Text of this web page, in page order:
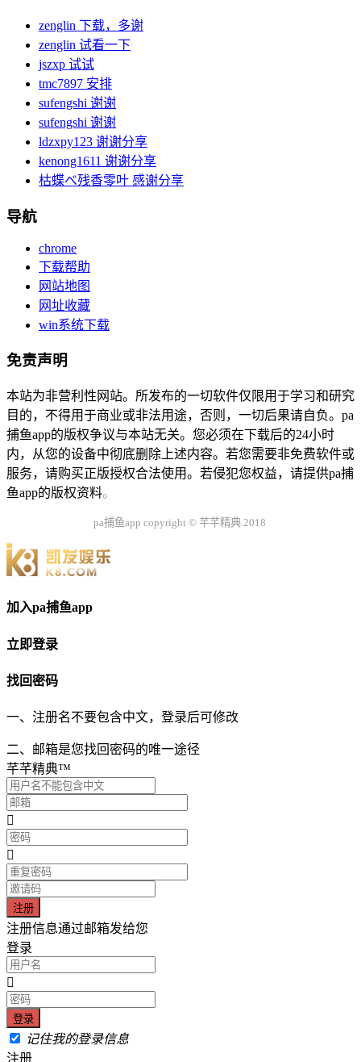
zenglin 下载，多谢
zenglin 试看一下
jszxp 试试
tmc7897 安排
sufengshi 谢谢
sufengshi 谢谢
ldzxpy123 谢谢分享
kenong1611 谢谢分享
枯蝶べ残香零叶 感谢分享
导航
chrome
下载帮助
网站地图
网址收藏
win系统下载
免责声明
本站为非营利性网站。所发布的一切软件仅限用于学习和研究
目的，不得用于商业或非法用途，否则，一切后果请自负。pa
捕鱼app的版权争议与本站无关。您必须在下载后的24小时
内，从您的设备中彻底删除上述内容。若您需要非免费软件或
服务，请购买正版授权合法使用。若侵犯您权益，请提供pa捕
鱼app的版权资料。
pa捕鱼app copyright © 芊芊精典.2018
加入pa捕鱼app
立即登录
找回密码
一、注册名不要包含中文，登录后可修改
二、邮箱是您找回密码的唯一途径
芊芊精典™
注册信息通过邮箱发给您
登录
记住我的登录信息
注册